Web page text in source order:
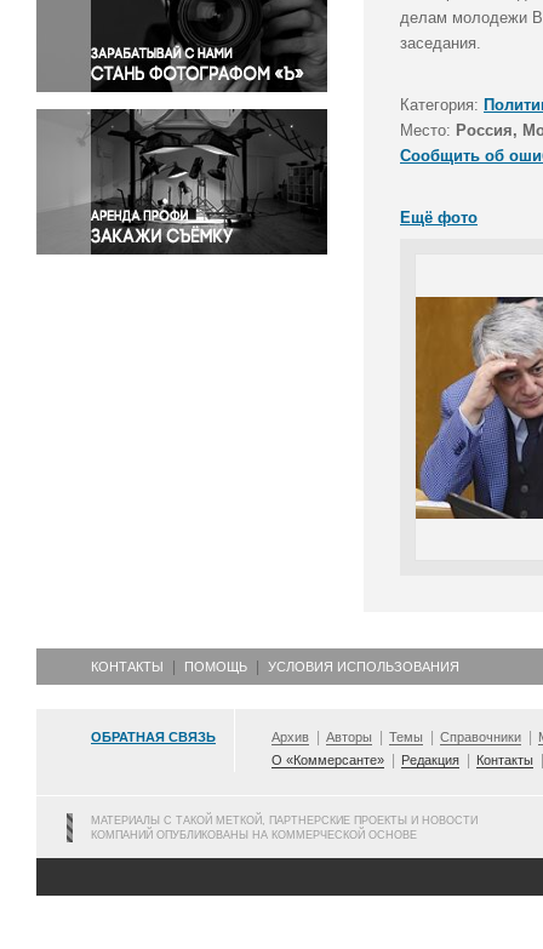
Правосудие
Происшествия и конфликты
Религия
Светская жизнь
Спорт
Экология
Экономика и бизнес
делам молодежи
заседания.
Категория:
Место: Россия,
Сообщить об
Ещё фото
КОНТАКТЫ ПОМОЩЬ УСЛОВИЯ ИСПОЛЬЗОВАНИЯ
ОБРАТНАЯ СВЯЗЬ Архив Авторы Темы Справочники
О «Коммерсанте»
Редакция Контакты
МАТЕРИАЛЫ С ТАКОЙ МЕТКОЙ, ПАРТНЕРСКИЕ ПРОЕКТЫ И НОВОСТИ
КОМПАНИЙ ОПУБЛИКОВАНЫ НА КОММЕРЧЕСКОЙ ОСНОВЕ